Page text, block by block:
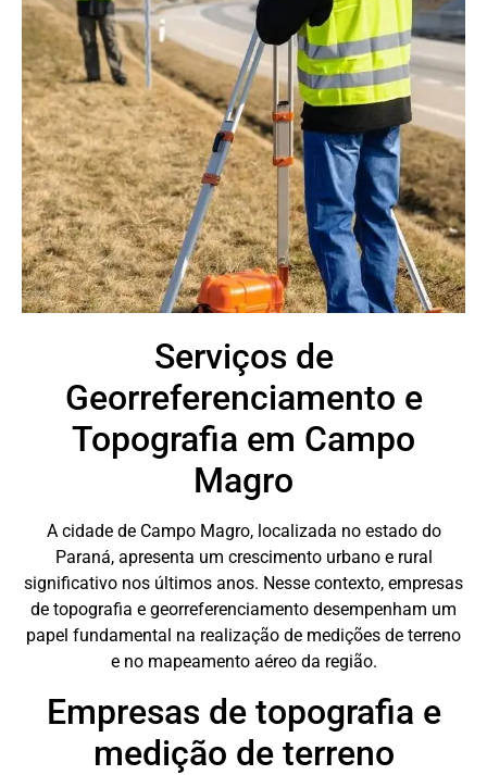
Serviços de
Georreferenciamento e
Topografia em Campo
Magro
A cidade de Campo Magro, localizada no estado do
Paraná, apresenta um crescimento urbano e rural
significativo nos últimos anos. Nesse contexto, empresas
de topografia e georreferenciamento desempenham um
papel fundamental na realização de medições de terreno
e no mapeamento aéreo da região.
Empresas de topografia e
medição de terreno